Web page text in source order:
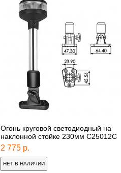
Огонь круговой светодиодный на
наклонной стойке 230мм С25012С
2 775 р.